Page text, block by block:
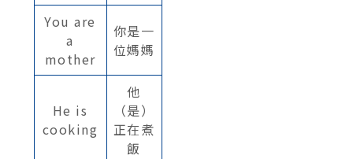
You are
a
mother
你是一
位媽媽
He is
cooking
他
（是）
正在煮
飯